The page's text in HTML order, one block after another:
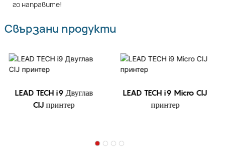
го направите!
Свързани продукти
LEAD TECH i9 Двуглав
CIJ принтер
LEAD TECH i9 Micro CIJ
принтер